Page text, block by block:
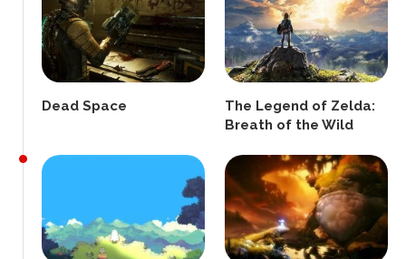
Dead Space
The Legend of Zelda:
Breath of the Wild